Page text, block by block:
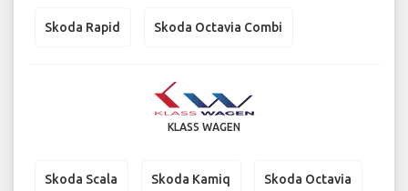
Skoda Rapid Skoda Octavia Combi
KLASS WAGEN
Skoda Scala Skoda Kamiq Skoda Octavia